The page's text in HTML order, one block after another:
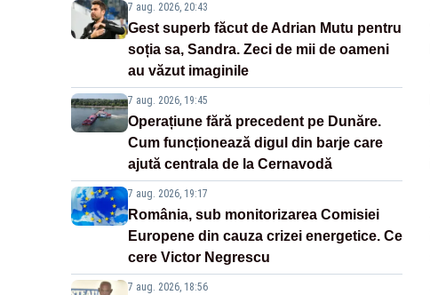
7 aug. 2026, 20:43
Gest superb făcut de Adrian Mutu pentru
soția sa, Sandra. Zeci de mii de oameni
au văzut imaginile
7 aug. 2026, 19:45
Operațiune fără precedent pe Dunăre.
Cum funcționează digul din barje care
ajută centrala de la Cernavodă
7 aug. 2026, 19:17
România, sub monitorizarea Comisiei
Europene din cauza crizei energetice. Ce
cere Victor Negrescu
7 aug. 2026, 18:56